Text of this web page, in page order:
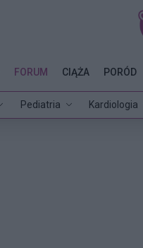
Pediatria Kardiologia
FORUM CIĄŻA PORÓD